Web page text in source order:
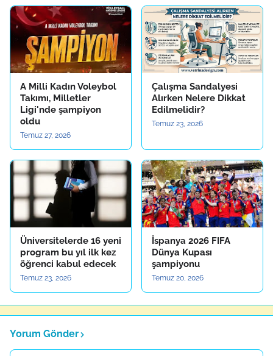
A Milli Kadın Voleybol
Takımı, Milletler
Ligi'nde şampiyon
oldu
Temuz 27, 2026
Çalışma Sandalyesi
Alırken Nelere Dikkat
Edilmelidir?
Temuz 23, 2026
Üniversitelerde 16 yeni
program bu yıl ilk kez
öğrenci kabul edecek
Temuz 23, 2026
İspanya 2026 FIFA
Dünya Kupası
şampiyonu
Temuz 20, 2026
Yorum Gönder